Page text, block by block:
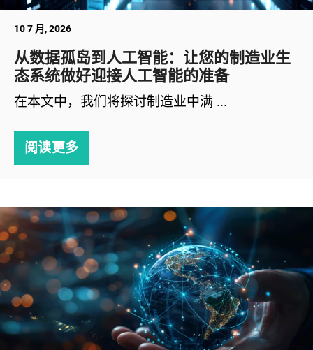
10 7 月, 2026
从数据孤岛到人工智能：让您的制造业生
态系统做好迎接人工智能的准备
在本文中，我们将探讨制造业中满 ...
阅读更多